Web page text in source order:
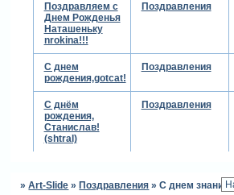
Поздравляем с
Днем Рожденья
Наташеньку
nrokina!!!
Поздравления
С днем
рождения,gotcat!
Поздравления
С днём
рождения,
Станислав!
(shtral)
Поздравления
»Art-Slide » Поздравления »С днем знаний!